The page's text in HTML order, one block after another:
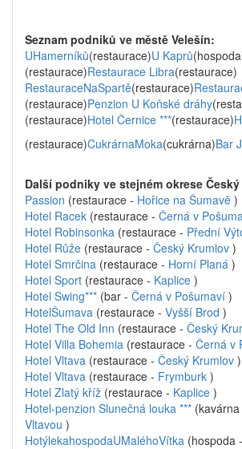
Seznam podniků ve městě Velešín:
UHamerníků(restaurace)U Kaprů
(restaurace)Restaurace Libra(restaurace)
RestauraceNaSpartě(restaurace)
(restaurace)Penzion U Koňské dráhy
(restaurace)Hotel Černice ***(restaurace)
(restaurace)CukrárnaMoka(cukrárna)Bar
Další podniky ve stejném okrese
Passion (restaurace - Hořice na Šumavě )
Hotel Racek (restaurace - Černá v
Hotel Robinsonka (restaurace - Přední
Hotel Růže (restaurace - Český Krumlov )
Hotel Smrčina (restaurace - Horní Planá )
Hotel Sport (restaurace - Kaplice )
Hotel Swing*** (bar - Černá v Pošumaví )
HotelŠumava (restaurace - Vyšší Brod )
Hotel The Old Inn (restaurace - Český
Hotel Villa Bohemia (restaurace - Černá v
Hotel Vltava (restaurace - Český Krumlov )
Hotel Vltava (restaurace - Frymburk )
Hotel Zlatý kříž (restaurace - Kaplice )
Hotel-penzion Slunečná louka *** (kavárna
Vltavou )
HotýlekahospodaUMaléhoVítka (hospoda -